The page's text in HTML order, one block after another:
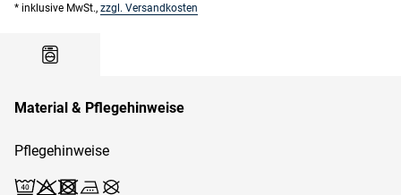
* inklusive MwSt., zzgl. Versandkosten
Material & Pflegehinweise
Pflegehinweise